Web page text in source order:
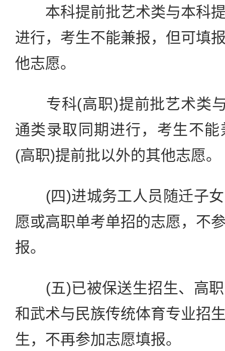
本科提前批艺术类与本科提
进行，考生不能兼报，但可填
他志愿。
专科(高职)提前批艺术类与
通类录取同期进行，考生不
(高职)提前批以外的其他志愿。
(四)进城务工人员随迁子女
愿或高职单考单招的志愿，不
报。
(五)已被保送生招生、高职
和武术与民族传统体育专业招
生，不再参加志愿填报。